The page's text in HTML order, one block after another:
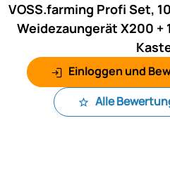
VOSS.farming Profi Set,
Weidezaungerät X200 +
Einloggen und
Alle